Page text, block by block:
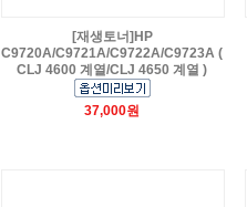
[재생토너]HP
C9720A/C9721A/C9722A/C9723A (
CLJ 4600 계열/CLJ 4650 계열 )
37,000원